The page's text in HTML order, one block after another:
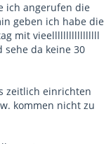
ich angerufen die
geben ich habe die
mit vieelllllllllllllllll
sehe da keine 30
zeitlich einrichten
kommen nicht zu